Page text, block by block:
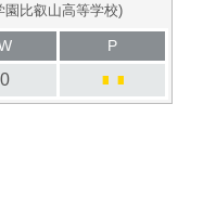
園比叡山高等学校)
P
0 ■ ■